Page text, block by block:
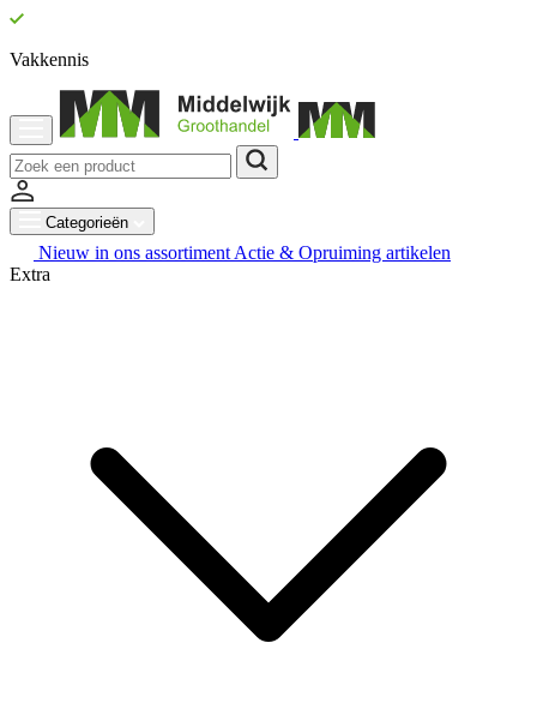
Vakkennis
Categorieën
Nieuw in ons assortiment Actie & Opruiming artikelen
Extra